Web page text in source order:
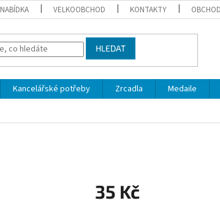
NABÍDKA VELKOOBCHOD KONTAKTY
HLEDAT
Kancelářské potřeby Zrcadla Medaile
35 Kč